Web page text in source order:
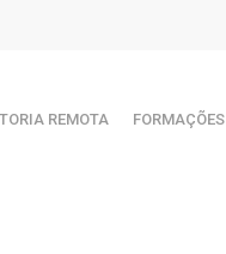
REMOTA FORMAÇÕES